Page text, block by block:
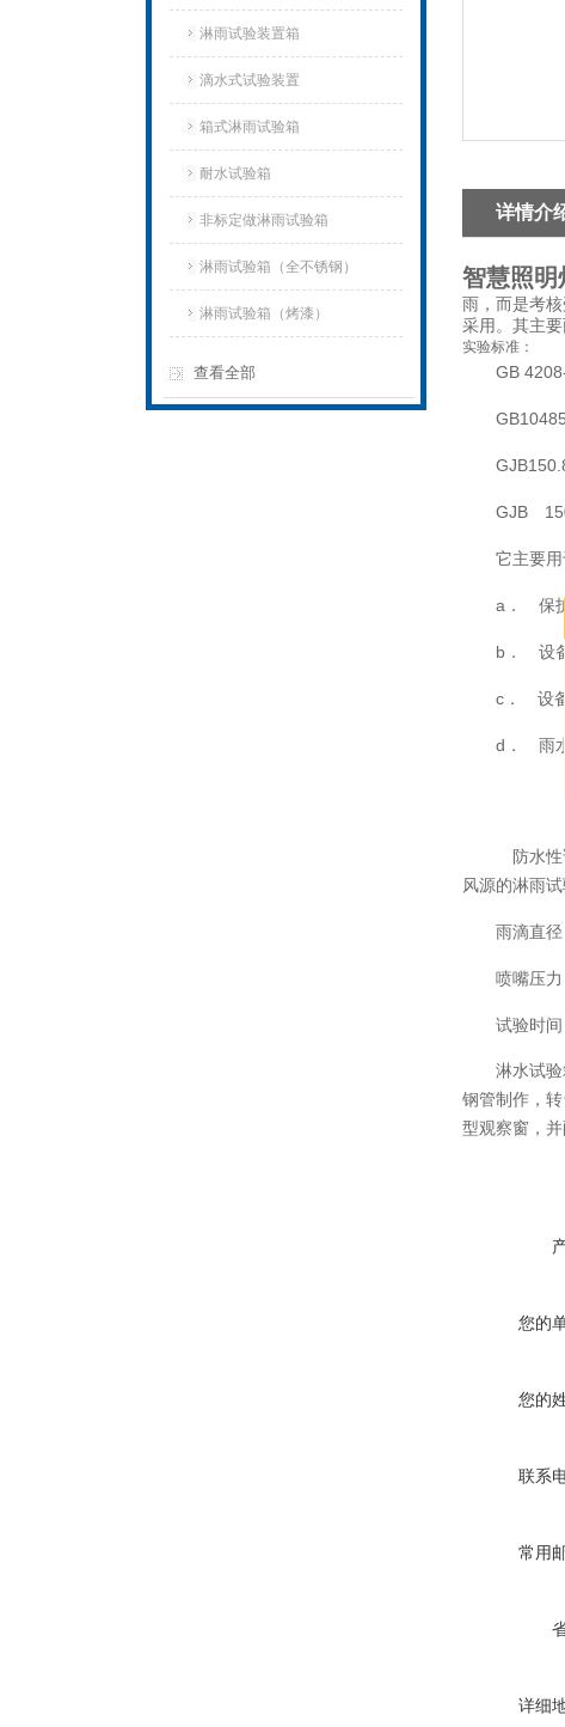
淋雨试验装置箱
滴水式试验装置
箱式淋雨试验箱
耐水试验箱
非标定做淋雨试验箱
淋雨试验箱（全不锈钢）
淋雨试验箱（烤漆）
查看全部
详情介
智慧照明
雨，而是考
采用。其主要
实验标准：
GB
GJB
它主要用
a． 保护
b． 设
c． 设
d． 雨水
防水性
风源的淋雨
雨滴直
喷嘴压
试验时
淋水试
钢管制作，
型观察窗，并
您的
您的
联系
常用
详细